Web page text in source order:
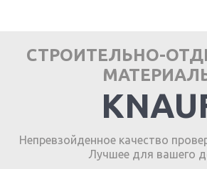
СТРОИТЕЛЬНО-
Непревзойденное качество
Лучшее для вашего